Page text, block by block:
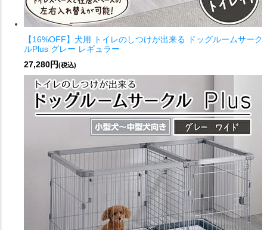
【16%OFF】犬用 トイレのしつけが出来る ドッグルームサーク
ルPlus グレー レギュラー
27,280円(税込)